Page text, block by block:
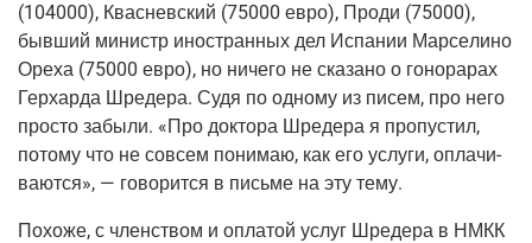
(104000), Квас­нев­ский (75000 евро), Про­ди (75000),
быв­ший министр ино­стран­ных дел Испа­нии Мар­се­ли­но
Оре­ха (75000 евро), но ниче­го не ска­за­но о гоно­ра­рах
Гер­хар­да Шре­де­ра. Судя по одно­му из писем, про него
про­сто забы­ли. «Про док­то­ра Шре­де­ра я про­пу­стил,
пото­му что не совсем пони­маю, как его услу­ги, опла­чи­
ва­ют­ся», — гово­рит­ся в пись­ме на эту тему.
Похо­же, с член­ством и опла­той услуг Шре­де­ра в НМКК